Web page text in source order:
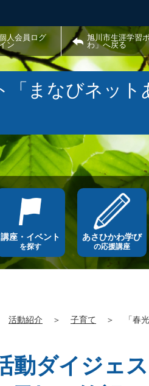
人会員ログ
ン
旭川市生涯学習
わ」へ戻る
「まなびネット
講座・イベント
を探す
あさひかわ学び
の応援講座
活動紹介 ＞ 子育て ＞
「春
動ダイジェ